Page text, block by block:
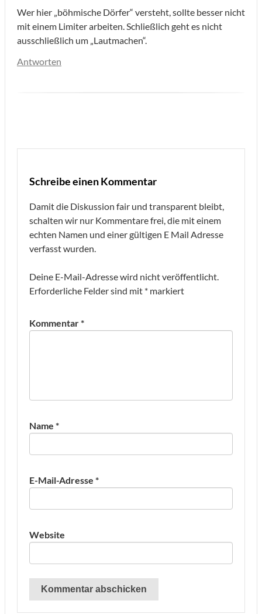
Wer hier „böhmische Dörfer“ versteht, sollte besser nicht
mit einem Limiter arbeiten. Schließlich geht es nicht
ausschließlich um „Lautmachen“.
Antworten
Schreibe einen Kommentar
Damit die Diskussion fair und transparent bleibt,
schalten wir nur Kommentare frei, die mit einem
echten Namen und einer gültigen E Mail Adresse
verfasst wurden.
Deine E-Mail-Adresse wird nicht veröffentlicht.
Erforderliche Felder sind mit * markiert
Kommentar*
Name *
E-Mail-Adresse *
Website